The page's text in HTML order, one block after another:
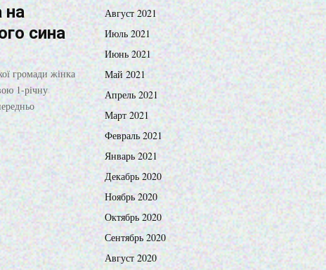
на
сина
громади жінка
1-річну
Август 2021
Июль 2021
Июнь 2021
Май 2021
Апрель 2021
Март 2021
Февраль 2021
Январь 2021
Декабрь 2020
Ноябрь 2020
Октябрь 2020
Сентябрь 2020
Август 2020